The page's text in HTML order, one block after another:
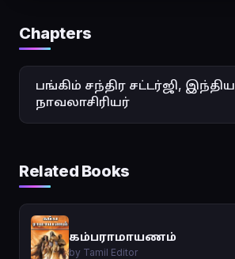
Chapters
பங்கிம் சந்திர சட்டர்ஜி, இந்திய
நாவலாசிரியர்
Related Books
கம்பராமாயணம்
by Tamil Editor